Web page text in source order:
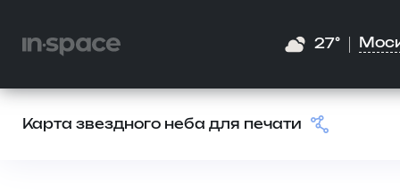
27°
Карта звездного неба для печати